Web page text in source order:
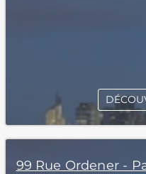
99 Rue Ordener -